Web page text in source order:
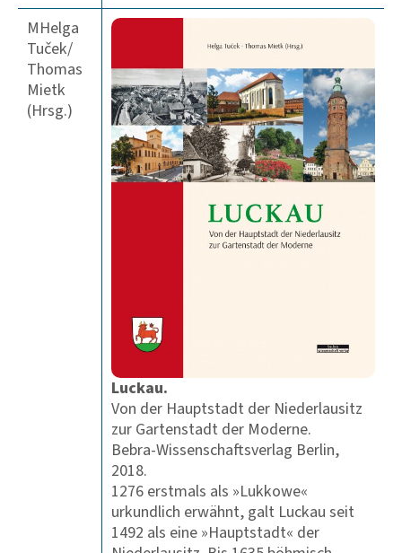
MHelga
Tuček/
Thomas
Mietk
(Hrsg.)
Luckau.
Von der Hauptstadt der Niederlausitz
zur Gartenstadt der Moderne.
Bebra-Wissenschaftsverlag Berlin,
2018.
1276 erstmals als »Lukkowe«
urkundlich erwähnt, galt Luckau seit
1492 als eine »Hauptstadt« der